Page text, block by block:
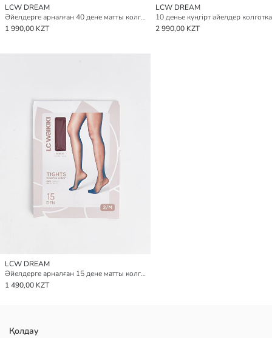
LCW DREAM
Әйелдерге арналған 40 дене матты колготка
1 990,00 KZT
LCW DREAM
10 денье күңгірт әйелдер
2 990,00 KZT
LCW DREAM
Әйелдерге арналған 15 дене матты колготка
1 490,00 KZT
Қолдау